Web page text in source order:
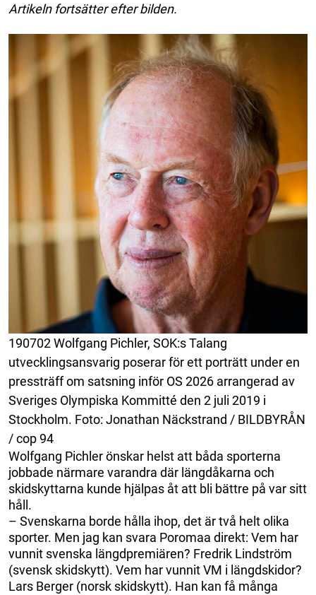
Artikeln fortsätter efter bilden.
190702 Wolfgang Pichler, SOK:s Talang
utvecklingsansvarig poserar för ett porträtt under en
pressträff om satsning inför OS 2026 arrangerad av
Sveriges Olympiska Kommitté den 2 juli 2019 i
Stockholm. Foto: Jonathan Näckstrand / BILDBYRÅN
/ cop 94
Wolfgang Pichler önskar helst att båda sporterna
jobbade närmare varandra där längdåkarna och
skidskyttarna kunde hjälpas åt att bli bättre på var sitt
håll.
– Svenskarna borde hålla ihop, det är två helt olika
sporter. Men jag kan svara Poromaa direkt: Vem har
vunnit svenska längdpremiären? Fredrik Lindström
(svensk skidskytt). Vem har vunnit VM i längdskidor?
Lars Berger (norsk skidskytt). Han kan få många